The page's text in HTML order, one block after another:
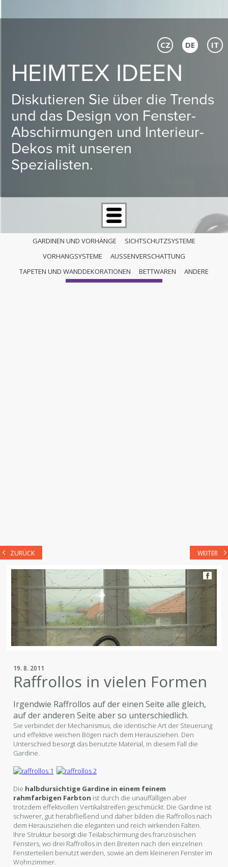
HEIMTEX IDEEN
Diskutieren Sie über die Trends
und das Design von Fenster-
Abschirmungen und Interieur-
Dekos mit unseren
Spezialisten.
CZ DE IT
GARDINEN UND VORHÄNGE
SICHTSCHUTZSYSTEME
VORHANGSYSTEME
AUSSENVERSCHATTUNG
TAPETEN UND WANDDEKORATIONEN
BETTWAREN ANDERE
ANDERE
ZURÜCK WEITER
19. 8. 2011
Raffrollos in vielen Formen
Irgendwie Raffrollos auf der einen Seite alle gleich,
auf der anderen Seite aber so unterschiedlich.
Sie verbindet der Mechanismus, die identische Art der Steuerung
und effektive weichen Bögen nach dem Herausziehen. Den
Unterschied besorgt das benutzte Material, in diesem Fall die
Gardine.
Die halbdursichtige Gardine in einem feinem
rahmfarbigen Farbton ist durch die unauffälligen aber
trotzdem effektvollen Vertikalstreifen geschmückt. Die Gardine ist
schwerer, gut herabfließend und daher bilden die Raffrollos nach
dem Herausziehen die eleganten und reich wirkenden Falten.
Ihre Struktur besorgt die Teilabschirmung des französischen
Fensters, wo drei Raffrollos in den Breiten nach den einzelnen
Fensterteilen benutzt werden, sowie an dem kleineren Fenster im
Wohnzimmer.